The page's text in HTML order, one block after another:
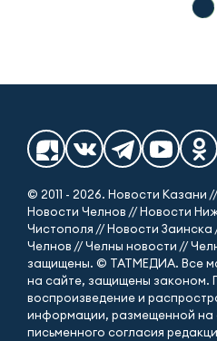
© 2011 - 2026. Новости Казани
Новости Челнов // Новости
Чистополя // Новости
Челнов // Челны новости //
защищены. © ТАТМЕДИА. Все
на сайте, защищены законом.
воспроизведение и
информации, размещенной на
письменного согласия